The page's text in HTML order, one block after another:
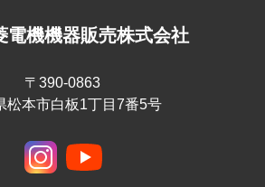
電機機器販売株式会社
〒390-0863
松本市白板1丁目7番5号